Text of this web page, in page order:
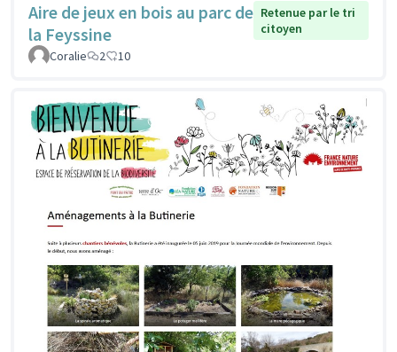
Aire de jeux en bois au parc de
la Feyssine
Retenue par le tri
citoyen
Coralie
2 10